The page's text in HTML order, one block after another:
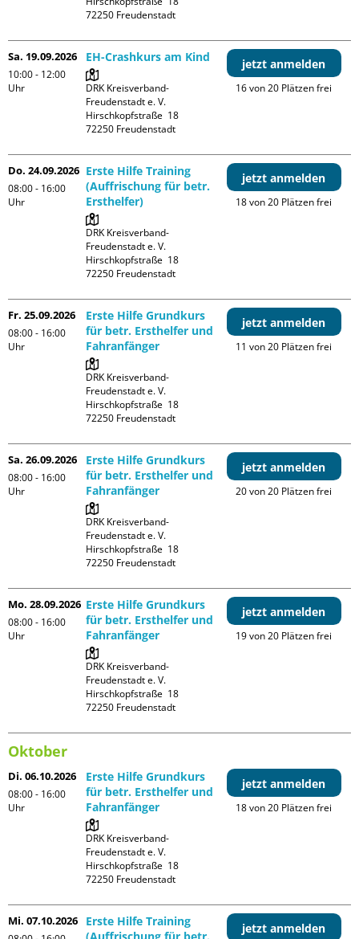
Sa. 19.09.2026
10:00 - 12:00
Uhr
EH-Crashkurs am Kind
DRK Kreisverband-
Freudenstadt e. V.
Hirschkopfstraße  18
jetzt anmelden
16 von 20 Plätzen frei
Do. 24.09.2026
08:00 - 16:00
Uhr
Erste Hilfe Training
(Auffrischung für betr.
Ersthelfer)
DRK Kreisverband-
Freudenstadt e. V.
Hirschkopfstraße  18
jetzt anmelden
18 von 20 Plätzen frei
Fr. 25.09.2026
08:00 - 16:00
Uhr
Erste Hilfe Grundkurs
für betr. Ersthelfer und
Fahranfänger
DRK Kreisverband-
Freudenstadt e. V.
Hirschkopfstraße  18
jetzt anmelden
11 von 20 Plätzen frei
Sa. 26.09.2026
08:00 - 16:00
Uhr
Erste Hilfe Grundkurs
für betr. Ersthelfer und
Fahranfänger
DRK Kreisverband-
Freudenstadt e. V.
Hirschkopfstraße  18
jetzt anmelden
20 von 20 Plätzen frei
Mo. 28.09.2026
08:00 - 16:00
Uhr
Erste Hilfe Grundkurs
für betr. Ersthelfer und
Fahranfänger
DRK Kreisverband-
Freudenstadt e. V.
Hirschkopfstraße  18
jetzt anmelden
19 von 20 Plätzen frei
Oktober
Di. 06.10.2026
08:00 - 16:00
Uhr
Erste Hilfe Grundkurs
für betr. Ersthelfer und
Fahranfänger
DRK Kreisverband-
Freudenstadt e. V.
Hirschkopfstraße  18
jetzt anmelden
18 von 20 Plätzen frei
Mi. 07.10.2026
Erste Hilfe Training
jetzt anmelden